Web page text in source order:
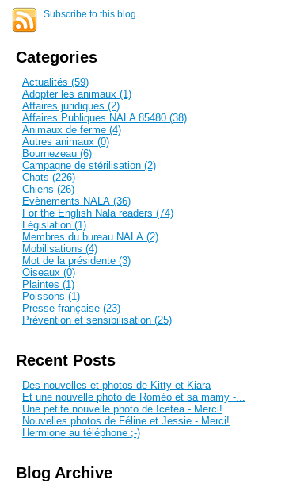
Subscribe to this blog
Categories
Actualités (59)
Adopter les animaux (1)
Affaires juridiques (2)
Affaires Publiques NALA 85480 (38)
Animaux de ferme (4)
Autres animaux (0)
Bournezeau (6)
Campagne de stérilisation (2)
Chats (226)
Chiens (26)
Evènements NALA (36)
For the English Nala readers (74)
Législation (1)
Membres du bureau NALA (2)
Mobilisations (4)
Mot de la présidente (3)
Oiseaux (0)
Plaintes (1)
Poissons (1)
Presse française (23)
Prévention et sensibilisation (25)
Recent Posts
Des nouvelles et photos de Kitty et Kiara
Et une nouvelle photo de Roméo et sa mamy -...
Une petite nouvelle photo de Icetea - Merci!
Nouvelles photos de Féline et Jessie - Merci!
Hermione au téléphone ;-)
Blog Archive